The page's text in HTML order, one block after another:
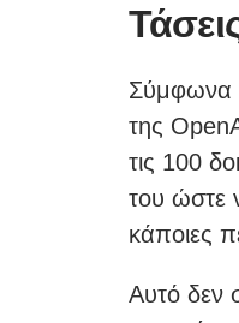
Σύμφωνα
της
τις 100
του ώστε
κάποιες
Αυτό δεν